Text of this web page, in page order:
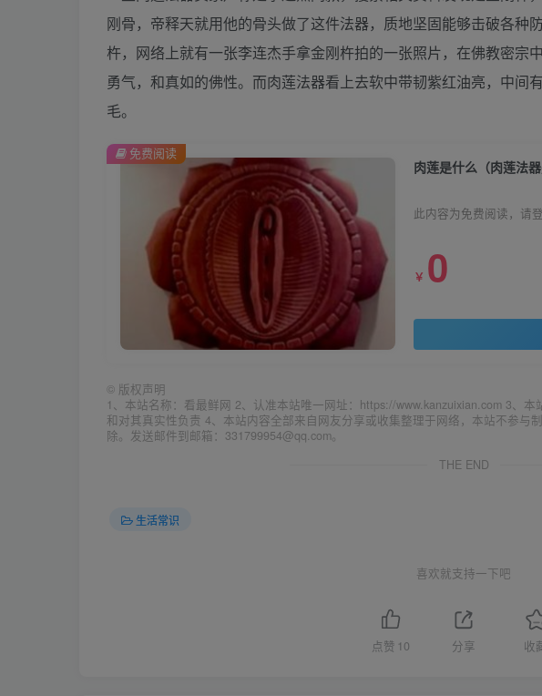
刚骨，帝释天就用他的骨头做了这件法器，质地坚固能够击破各种
杵，网络上就有一张李连杰手拿金刚杵拍的一张照片，在佛教密宗
勇气，和真如的佛性。而肉莲法器看上去软中带韧紫红油亮，中间
毛。
肉莲是什么（肉莲法器
此内容为免费阅读，请
￥ 0
免费阅读
© 版权声明
1、本站名称：看最鲜网 2、认准本站唯一网址：https://www.kanzuixian.com 3、
和对其真实性负责 4、本站内容全部来自网友分享或收集整理于网络，本站不参与
除。发送邮件到邮箱：331799954@qq.com。
THE END
生活常识
喜欢就支持一下吧
点赞 10 分享 收